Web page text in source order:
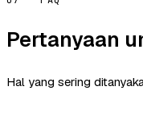
Pertanyaan
Hal yang sering